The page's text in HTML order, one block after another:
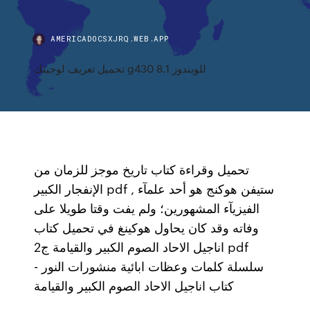
AMERICADOCSXJRQ.WEB.APP
تحميل تعريف لوجيتك g430 للويندوز 8.1
تحميل وقراءة كتاب تاريخ موجز للزمان من
الإنفجار الكبير pdf , ستيفن هوكنج هو أحد علمآء
الفيزيآء المشهورين؛ ولم يفت وقتا طويلا على
وفاته وقد كان يحاول هوكينغ في تحميل كتاب
اناجيل الاحاد الصوم الكبير والقيامة ج2 pdf
سلسلة كلمات وعظات ابائية منشورات النور -
كتاب اناجيل الاحاد الصوم الكبير والقيامة